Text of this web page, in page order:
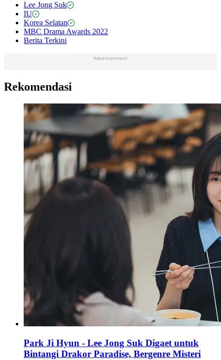
Lee Jong Suk
IU
Korea Selatan
MBC Drama Awards 2022
Berita Terkini
Advertisement
Rekomendasi
Park Ji Hyun - Lee Jong Suk Digaet untuk
Bintangi Drakor Paradise, Bergenre Misteri